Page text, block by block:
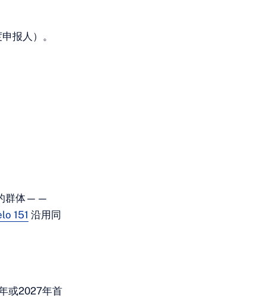
报人）。
群体——
151 沿用同
或2027年首